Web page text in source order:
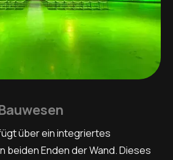
über ein integriertes
beiden Enden der Wand. Dieses